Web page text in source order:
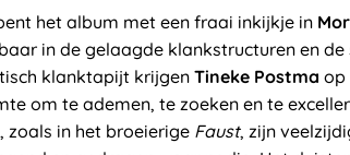
het album met een fraai inkijkje in
in de gelaagde klankstructuren en
klanktapijt krijgen Tineke Postma op
om te ademen, te zoeken en te
zoals in het broeierige Faust, zijn